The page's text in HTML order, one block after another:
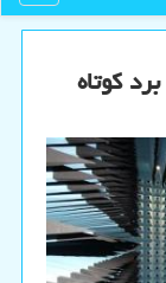
كوتاه